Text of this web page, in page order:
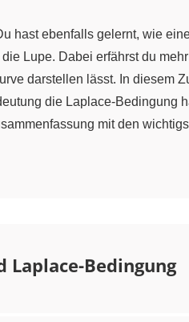
hast ebenfalls gelernt, wie
Lupe. Dabei erfährst du
darstellen lässt. In diesem
die Laplace-Bedingung
mit den
Bedingung